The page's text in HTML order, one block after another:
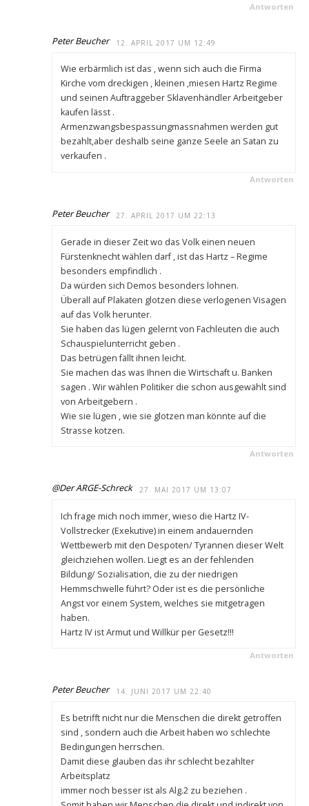
Antworten
Peter Beucher 12. APRIL 2017 UM 12:49
Wie erbärmlich ist das , wenn sich auch die Firma
Kirche vom dreckigen , kleinen ,miesen Hartz Regime
und seinen Auftraggeber Sklavenhändler Arbeitgeber
kaufen lässt .
Armenzwangsbespassungmassnahmen werden gut
bezahlt,aber deshalb seine ganze Seele an Satan zu
verkaufen .
Antworten
Peter Beucher 27. APRIL 2017 UM 22:13
Gerade in dieser Zeit wo das Volk einen neuen
Fürstenknecht wählen darf , ist das Hartz – Regime
besonders empfindlich .
Da würden sich Demos besonders lohnen.
Überall auf Plakaten glotzen diese verlogenen Visagen
auf das Volk herunter.
Sie haben das lügen gelernt von Fachleuten die auch
Schauspielunterricht geben .
Das betrügen fällt ihnen leicht.
Sie machen das was Ihnen die Wirtschaft u. Banken
sagen . Wir wählen Politiker die schon ausgewählt sind
von Arbeitgebern .
Wie sie lügen , wie sie glotzen man könnte auf die
Strasse kotzen.
Antworten
@Der ARGE-Schreck 27. MAI 2017 UM 13:07
Ich frage mich noch immer, wieso die Hartz IV-
Vollstrecker (Exekutive) in einem andauernden
Wettbewerb mit den Despoten/ Tyrannen dieser Welt
gleichziehen wollen. Liegt es an der fehlenden
Bildung/ Sozialisation, die zu der niedrigen
Hemmschwelle führt? Oder ist es die persönliche
Angst vor einem System, welches sie mitgetragen
haben.
Hartz IV ist Armut und Willkür per Gesetz!!!
Antworten
Peter Beucher 14. JUNI 2017 UM 22:40
Es betrifft nicht nur die Menschen die direkt getroffen
sind , sondern auch die Arbeit haben wo schlechte
Bedingungen herrschen.
Damit diese glauben das ihr schlecht bezahlter
Arbeitsplatz
immer noch besser ist als Alg.2 zu beziehen .